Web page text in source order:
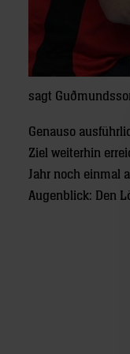
sagt
Genauso
Ziel weiterhin
Jahr noch einmal
Augenblick: Den